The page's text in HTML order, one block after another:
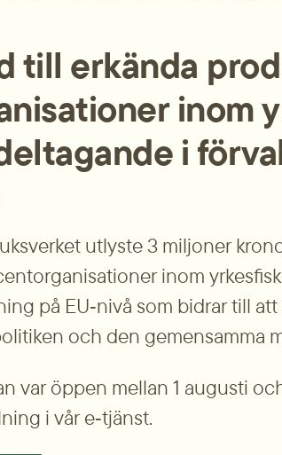
till erkända
inom
i
utlyste 3 miljoner
inom
på EU‑nivå som bidrar till
och den gemensamma
var öppen mellan 1 augusti
i vår e‑tjänst.